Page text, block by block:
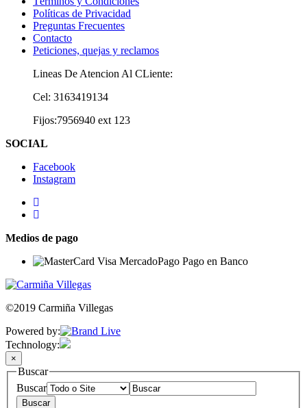
Políticas de Privacidad
Preguntas Frecuentes
Contacto
Peticiones, quejas y reclamos
Lineas De Atencion Al CLiente:
Cel: 3163419134
Fijos:7956940 ext 123
SOCIAL
Facebook
Instagram
Medios de pago
©2019 Carmiña Villegas
Powered by:
Technology:
×
Buscar
Buscar